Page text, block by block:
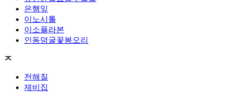
은행잎
이노시톨
이소플라본
인동덩굴꽃봉오리
ㅈ
전해질
제비집